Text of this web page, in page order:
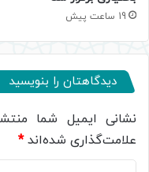
19 ساعت پیش
دیدگاهتان را بنویسید
نشانی ایمیل شما
علامت‌گذاری شده‌اند*